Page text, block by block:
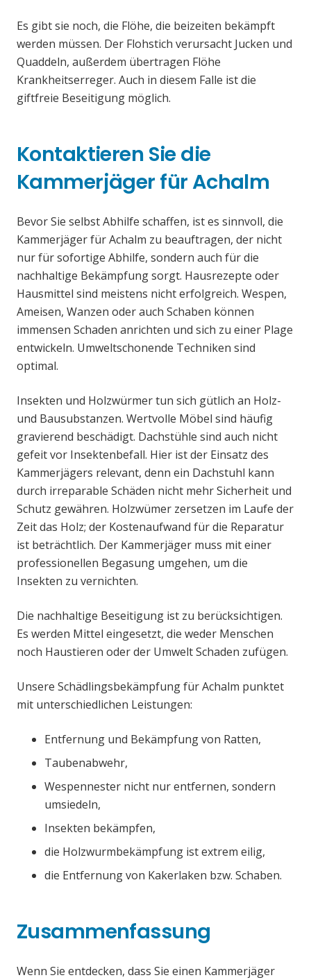
Es gibt sie noch, die Flöhe, die beizeiten bekämpft
werden müssen. Der Flohstich verursacht Jucken und
Quaddeln, außerdem übertragen Flöhe
Krankheitserreger. Auch in diesem Falle ist die
giftfreie Beseitigung möglich.
Kontaktieren Sie die
Kammerjäger für Achalm
Bevor Sie selbst Abhilfe schaffen, ist es sinnvoll, die
Kammerjäger für Achalm zu beauftragen, der nicht
nur für sofortige Abhilfe, sondern auch für die
nachhaltige Bekämpfung sorgt. Hausrezepte oder
Hausmittel sind meistens nicht erfolgreich. Wespen,
Ameisen, Wanzen oder auch Schaben können
immensen Schaden anrichten und sich zu einer Plage
entwickeln. Umweltschonende Techniken sind
optimal.
Insekten und Holzwürmer tun sich gütlich an Holz-
und Bausubstanzen. Wertvolle Möbel sind häufig
gravierend beschädigt. Dachstühle sind auch nicht
gefeit vor Insektenbefall. Hier ist der Einsatz des
Kammerjägers relevant, denn ein Dachstuhl kann
durch irreparable Schäden nicht mehr Sicherheit und
Schutz gewähren. Holzwümer zersetzen im Laufe der
Zeit das Holz; der Kostenaufwand für die Reparatur
ist beträchtlich. Der Kammerjäger muss mit einer
professionellen Begasung umgehen, um die
Insekten zu vernichten.
Die nachhaltige Beseitigung ist zu berücksichtigen.
Es werden Mittel eingesetzt, die weder Menschen
noch Haustieren oder der Umwelt Schaden zufügen.
Unsere Schädlingsbekämpfung für Achalm punktet
mit unterschiedlichen Leistungen:
Entfernung und Bekämpfung von Ratten,
Taubenabwehr,
Wespennester nicht nur entfernen, sondern
umsiedeln,
Insekten bekämpfen,
die Holzwurmbekämpfung ist extrem eilig,
die Entfernung von Kakerlaken bzw. Schaben.
Zusammenfassung
Wenn Sie entdecken, dass Sie einen Kammerjäger